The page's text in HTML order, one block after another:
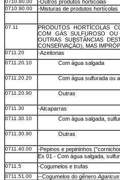
0710.80.00 -Outros produtos hortícolas
0710.90.00 -Misturas de produtos hortícolas
07.11
PRODUTOS HORTÍCOLAS
COM GÁS SULFUROSO OU
OUTRAS SUBSTÂNCIAS
CONSERVAÇÃO), MAS
0711.20 -Azeitonas
0711.20.10 Com água salgada
0711.20.20 Com água sulfurada ou
0711.20.90 Outras
0711.30 -Alcaparras
0711.30.10 Com água salgada,
0711.30.90 Outras
0711.40.00
-Pepinos e pepininhos
Ex 01 - Com água salgada,
0711.5 -Cogumelos e trufas
0711.51.00 --Cogumelos do gênero Agaricus